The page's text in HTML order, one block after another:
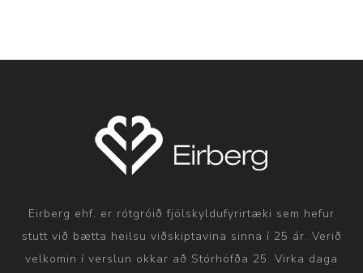
Eirberg ehf. er rótgróið fjölskyldufyrirtæki sem hefur
stutt við bætta heilsu viðskiptavina sinna í 25 ár. Verið
velkomin í verslun okkar að Stórhöfða 25. Virka daga